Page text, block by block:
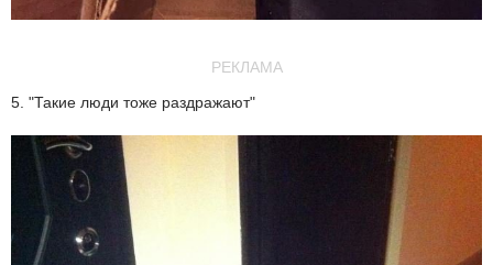
РЕКЛАМА
5. "Такие люди тоже раздражают"